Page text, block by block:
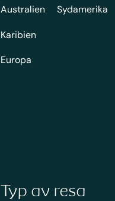
Australien
Karibien
Europa
Sydamerika
Typ av resa